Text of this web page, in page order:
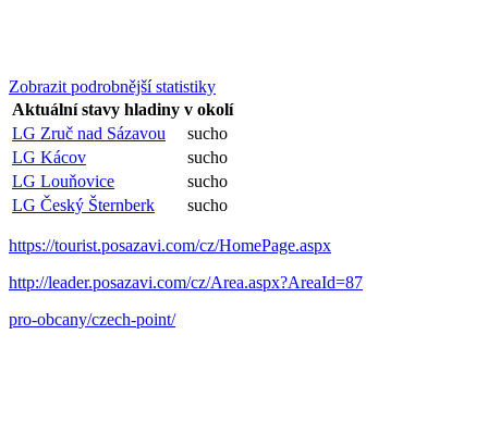
Zobrazit podrobnější statistiky
Aktuální stavy hladiny v okolí
LG Zruč nad Sázavou
sucho
LG Kácov
sucho
LG Louňovice
sucho
LG Český Šternberk
sucho
https://tourist.posazavi.com/cz/HomePage.aspx
http://leader.posazavi.com/cz/Area.aspx?AreaId=87
pro-obcany/czech-point/